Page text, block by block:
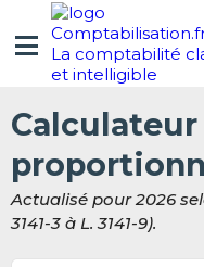
Calculateur
Actualisé pour 2026
3141-3 à L. 3141-9).